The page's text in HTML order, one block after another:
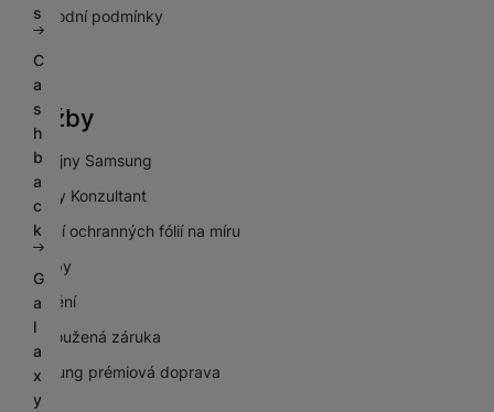
s
C
a
s
h
b
a
c
k
G
a
l
a
x
y
Obchodní podmínky
GDPR
Služby
Prodejny Samsung
Galaxy Konzultant
Lepení ochranných fólií na míru
Výkupy
Pojištění
Prodloužená záruka
Samsung prémiová doprava